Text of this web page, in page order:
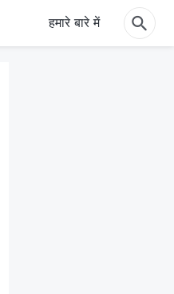
हमारे बारे में